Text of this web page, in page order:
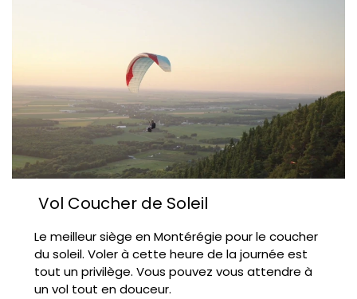
Vol Coucher de Soleil
Le meilleur siège en Montérégie pour le coucher
du soleil. Voler à cette heure de la journée est
tout un privilège. Vous pouvez vous attendre à
un vol tout en douceur.